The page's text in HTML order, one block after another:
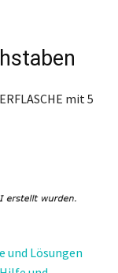
mit 5
und Lösungen